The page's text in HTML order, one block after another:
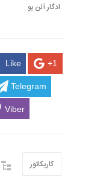
ادگار آلن پو
Like +1
Telegram
Viber
کاریکاتور